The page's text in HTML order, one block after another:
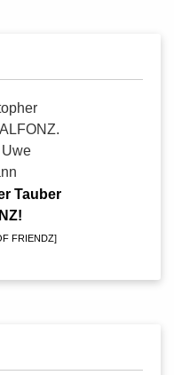
Tauber
FRIENDZ]